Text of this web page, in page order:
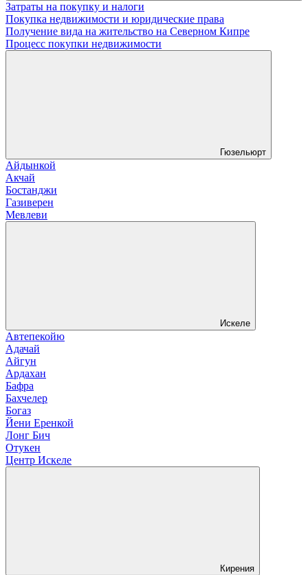
Затраты на покупку и налоги
Покупка недвижимости и юридические права
Получение вида на жительство на Северном Кипре
Процесс покупки недвижимости
Гюзельюрт
Айдынкой
Акчай
Бостанджи
Газиверен
Мевлеви
Искеле
Автепекойю
Адачай
Айгун
Ардахан
Бафра
Бахчелер
Богаз
Йени Еренкой
Лонг Бич
Отукен
Центр Искеле
Кирения